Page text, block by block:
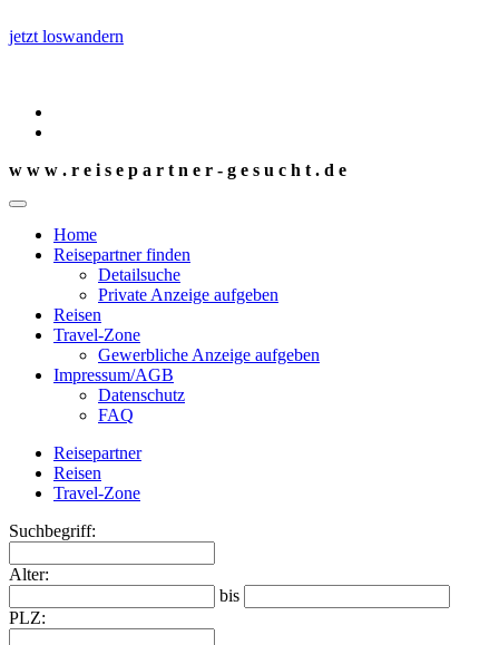
jetzt loswandern
w w w . r e i s e p a r t n e r - g e s u c h t . d e
Home
Reisepartner finden
Detailsuche
Private Anzeige aufgeben
Reisen
Travel-Zone
Gewerbliche Anzeige aufgeben
Impressum/AGB
Datenschutz
FAQ
Reisepartner
Reisen
Travel-Zone
Suchbegriff:
Alter:
bis
PLZ: